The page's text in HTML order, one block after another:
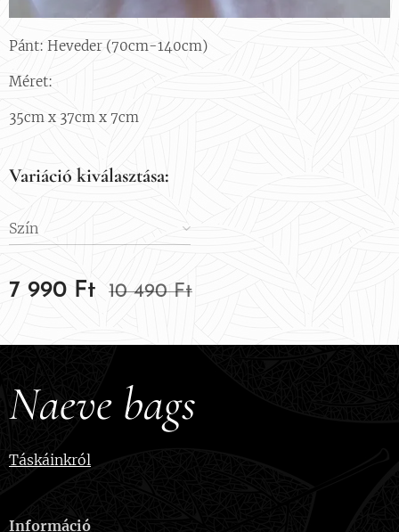
Pánt: Heveder (70cm-140cm)
Méret:
35cm x 37cm x 7cm
Variáció kiválasztása:
Szín
7 990 Ft 10 490Ft
Naeve bags
Táskáinkról
Információ